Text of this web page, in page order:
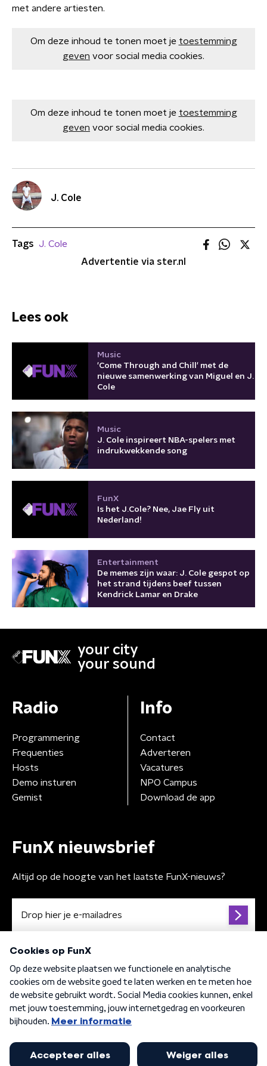
met andere artiesten.
Om deze inhoud te tonen moet je toestemming
geven voor social media cookies.
Om deze inhoud te tonen moet je toestemming
geven voor social media cookies.
J. Cole
Tags
J. Cole
Advertentie via ster.nl
Lees ook
Music
'Come Through and Chill' met de
nieuwe samenwerking van Miguel en J.
Cole
Music
J. Cole inspireert NBA-spelers met
indrukwekkende song
FunX
Is het J.Cole? Nee, Jae Fly uit
Nederland!
Entertainment
De memes zijn waar: J. Cole gespot op
het strand tijdens beef tussen
Kendrick Lamar en Drake
your city
your sound
Radio
Programmering
Frequenties
Hosts
Demo insturen
Gemist
Info
Contact
Adverteren
Vacatures
NPO Campus
Download de app
FunX nieuwsbrief
Altijd op de hoogte van het laatste FunX-nieuws?
Algemene voorwaarden Privacybeleid